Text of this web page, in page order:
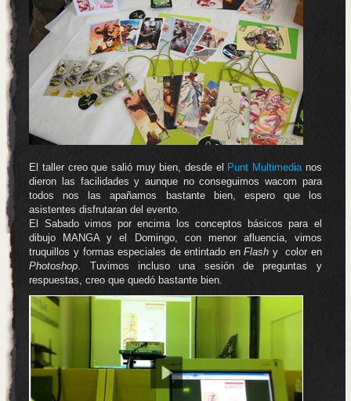
El taller creo que salió muy bien, desde el Punt Multimedianos
dieron las facilidades y aunque no conseguimos wacom para
todos nos las apañamos bastante bien, espero que los
asistentes disfrutaran del evento.
El Sabado vimos por encima los conceptos básicos para el
dibujo MANGA y el Domingo, con menor afluencia, vimos
truquillos y formas especiales de entintado enFlash y color en
Photoshop. Tuvimos incluso una sesión de preguntas y
respuestas, creo que quedó bastante bien.